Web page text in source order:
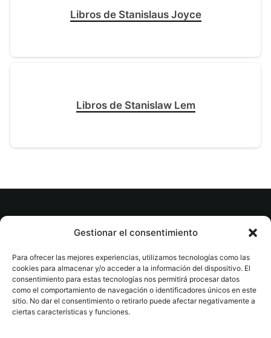
Gestionar el consentimiento
Para ofrecer las mejores experiencias, utilizamos tecnologías como las
cookies para almacenar y/o acceder a la información del dispositivo. El
consentimiento para estas tecnologías nos permitirá procesar datos
como el comportamiento de navegación o identificadores únicos en este
sitio. No dar el consentimiento o retirarlo puede afectar negativamente a
ciertas características y funciones.
Libros de Stanislaus Joyce
Libros de Stanislaw Lem
© tuslibrosvip.com · Todos los derechos
Aviso legal|Accesibilidad